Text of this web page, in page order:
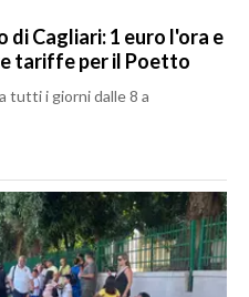
di Cagliari: 1 euro l'ora e
tariffe per il Poetto
tutti i giorni dalle 8 a